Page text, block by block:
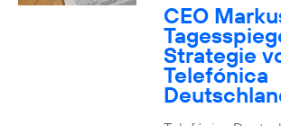
CEO
Strategie
Telefónica